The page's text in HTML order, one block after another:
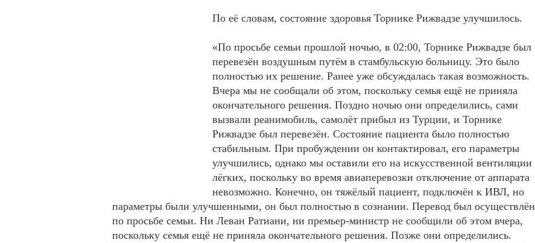
По её словам, состояние здоровья Торнике Рижвадзе улучшилось.
«По просьбе семьи прошлой ночью, в 02:00, Торнике Рижвадзе был
перевезён воздушным путём в стамбульскую больницу. Это было
полностью их решение. Ранее уже обсуждалась такая возможность.
Вчера мы не сообщали об этом, поскольку семья ещё не приняла
окончательного решения. Поздно ночью они определились, сами
вызвали реанимобиль, самолёт прибыл из Турции, и Торнике
Рижвадзе был перевезён. Состояние пациента было полностью
стабильным. При пробуждении он контактировал, его параметры
улучшились, однако мы оставили его на искусственной вентиляции
лёгких, поскольку во время авиаперевозки отключение от аппарата
невозможно. Конечно, он тяжёлый пациент, подключён к ИВЛ, но
параметры были улучшенными, он был полностью в сознании. Перевод был осуществлён
по просьбе семьи. Ни Леван Ратиани, ни премьер-министр не сообщили об этом вчера,
поскольку семья ещё не приняла окончательного решения. Позже они определились.